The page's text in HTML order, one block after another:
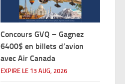
Concours GVQ – Gagnez
6400$ en billets d’avion
avec Air Canada
EXPIRE LE 13 AUG, 2026